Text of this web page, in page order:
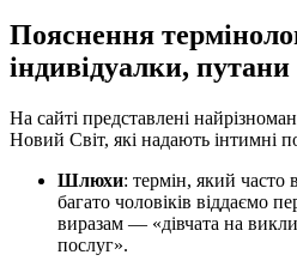
Пояснення
індивідуалки, путани
На сайті представлені
Новий Світ, які надають інтимні
Шлюхи: термін, який
багато чоловіків віддаємо
виразам — «дівчата на
послуг».